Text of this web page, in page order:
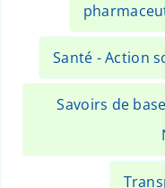
Santé - Action
Savoirs de